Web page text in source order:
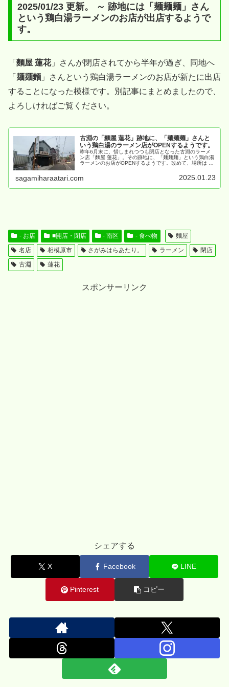
2025/01/23 更新。 ～ 跡地には「麺麺麺」さん
という鶏白湯ラーメンのお店が出店するようで
す。
「 麵屋 蓮花」さんが閉店されてから半年が過ぎ、同地へ
「 麺麺麵 」さんという鶏白湯ラーメンのお店が新たに出店
することになった模様です。別記事にまとめましたので、
よろしければご覧ください。
古淵の「麵屋 蓮花」跡地に、「麺麺麺」さんと
いう鶏白湯のラーメン店がOPENするようです。
昨年6月末に、惜しまれつつも閉店となった古淵のラーメ
ン店「麵屋 蓮花」。その跡地に、「麺麺麺」という鶏白湯
ラーメンのお店がOPENするようです。改めて、場所は ↓
sagamiharaatari.com 2025.01.23
- お店 ■開店・閉店 - 南区 - 食べ物
麵屋
名店
相模原市 さがみはらあたり。 ラーメン
閉店
古淵
蓮花
スポンサーリンク
シェアする
X Facebook LINE
Pinterest コピー